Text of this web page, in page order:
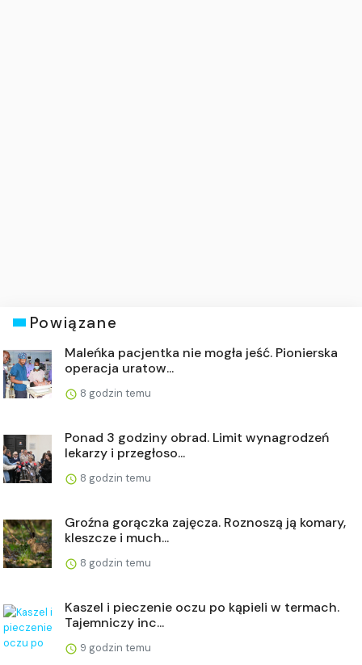
Powiązane
Maleńka pacjentka nie mogła jeść. Pionierska
operacja uratow...
8 godzin temu
Ponad 3 godziny obrad. Limit wynagrodzeń
lekarzy i przegłoso...
8 godzin temu
Groźna gorączka zajęcza. Roznoszą ją komary,
kleszcze i much...
8 godzin temu
Kaszel i pieczenie oczu po kąpieli w termach.
Tajemniczy inc...
9 godzin temu